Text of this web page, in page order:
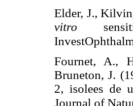
Elder, J.,
vitro
Fournet, A.,
Bruneton, J.
2, isolees de
Journal of